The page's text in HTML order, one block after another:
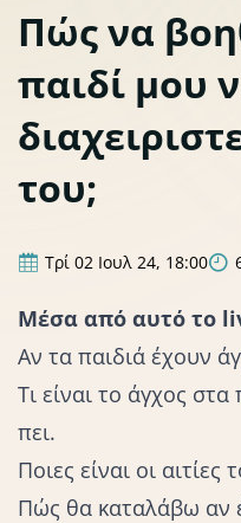
Πώς να
παιδί μου
του;
Τρί 02 Ιουλ 24, 18:00
Μέσα από αυτό το
Αν τα παιδιά έχουν
Τι είναι το άγχος στα
πει.
Ποιες είναι οι
Πώς θα καταλάβω αν